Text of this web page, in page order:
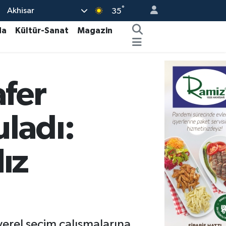
Akhisar 35°
Kültür-Sanat
Magazin